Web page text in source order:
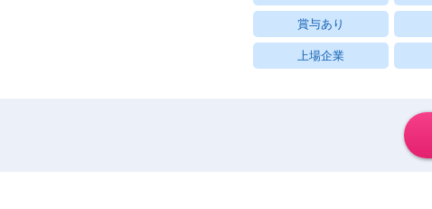
賞与あり
上場企業